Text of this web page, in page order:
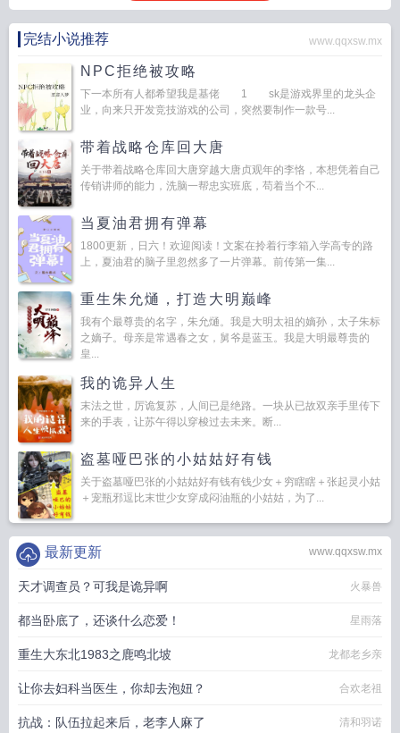
完结小说推荐 www.qqxsw.mx
NPC拒绝被攻略
下一本所有人都希望我是基佬 1 sk是游戏界里的龙头企
业，向来只开发竞技游戏的公司，突然要制作一款号...
带着战略仓库回大唐
关于带着战略仓库回大唐穿越大唐贞观年的李恪，本想凭着自己
传销讲师的能力，洗脑一帮忠实班底，苟着当个不...
当夏油君拥有弹幕
1800更新，日六！欢迎阅读！文案在拎着行李箱入学高专的路
上，夏油君的脑子里忽然多了一片弹幕。前传第一集...
重生朱允熥，打造大明巅峰
我有个最尊贵的名字，朱允熥。我是大明太祖的嫡孙，太子朱标
之嫡子。母亲是常遇春之女，舅爷是蓝玉。我是大明最尊贵的
皇...
我的诡异人生
末法之世，厉诡复苏，人间已是绝路。一块从已故双亲手里传下
来的手表，让苏午得以穿梭过去未来。断...
盗墓哑巴张的小姑姑好有钱
关于盗墓哑巴张的小姑姑好有钱有钱少女＋穷瞎瞎＋张起灵小姑
＋宠瓶邪逗比末世少女穿成闷油瓶的小姑姑，为了...
www.qqxsw.mx
最新更新
天才调查员？可我是诡异啊 火暴兽
都当卧底了，还谈什么恋爱！ 星雨落
重生大东北1983之鹿鸣北坡 龙都老乡亲
让你去妇科当医生，你却去泡妞？ 合欢老祖
抗战：队伍拉起来后，老李人麻了 清和羽诺